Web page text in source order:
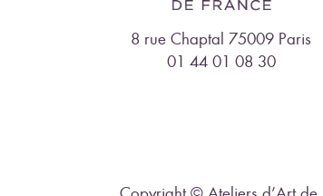
8 rue Chaptal 75009 Paris
01 44 01 08 30